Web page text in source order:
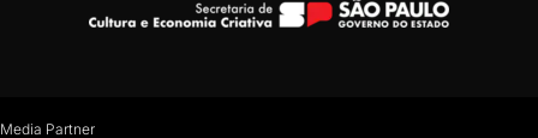
Media Partner